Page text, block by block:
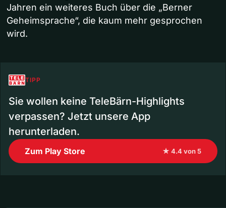
Jahren ein weiteres Buch über die „Berner
Geheimsprache“, die kaum mehr gesprochen
wird.
TIPP
Sie wollen keine TeleBärn-Highlights
verpassen? Jetzt unsere App
herunterladen.
Zum Play Store ★ 4.4 von 5